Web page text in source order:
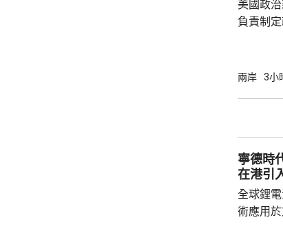
美國政
負責制
售案。 報道指，科爾比認為美中關係過去一年
爭取中
演講，
兩岸 3小
寧德時
在港引
全球鋰
術應用